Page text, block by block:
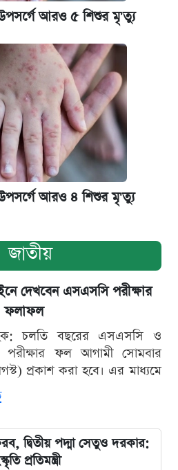
আরও ৫ শিশুর মৃ'ত্যু
আরও ৪ শিশুর মৃ'ত্যু
জাতীয়
দেখবেন এসএসসি পরীক্ষার
ফলাফল
চলতি বছরের এসএসসি ও
পরীক্ষার ফল আগামী সোমবার
প্রকাশ করা হবে। এর মাধ্যমে
দ্বিতীয় পদ্মা সেতুও দরকার:
প্রতিমন্ত্রী